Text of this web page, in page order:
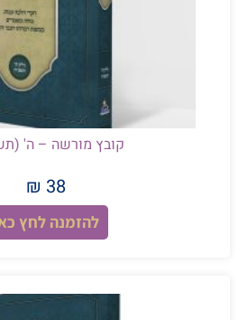
קובץ מורשה – ה'
38 ₪
להזמנה לחץ